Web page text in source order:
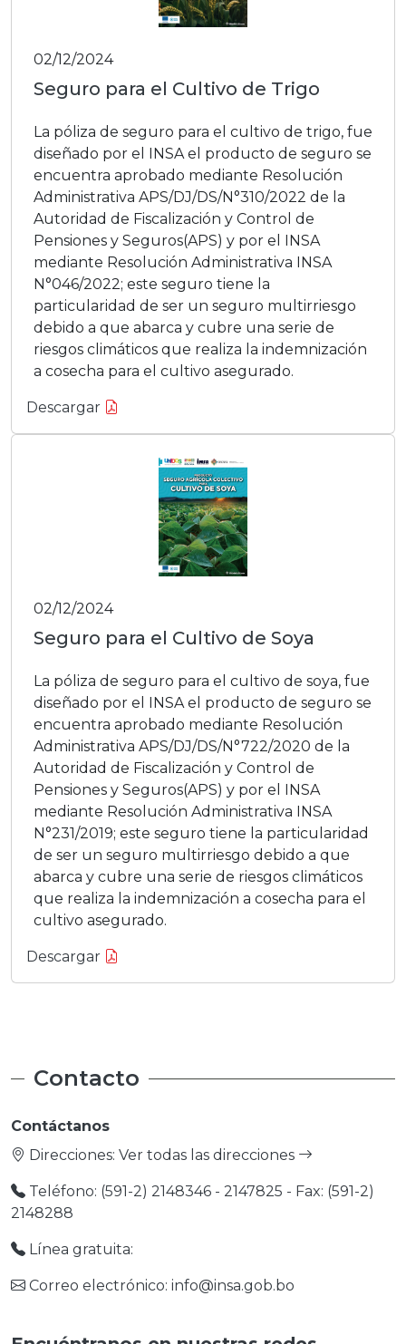
02/12/2024
Seguro para el Cultivo de Trigo
La póliza de seguro para el cultivo de trigo, fue
diseñado por el INSA el producto de seguro se
encuentra aprobado mediante Resolución
Administrativa APS/DJ/DS/N°310/2022 de la
Autoridad de Fiscalización y Control de
Pensiones y Seguros(APS) y por el INSA
mediante Resolución Administrativa INSA
N°046/2022; este seguro tiene la
particularidad de ser un seguro multirriesgo
debido a que abarca y cubre una serie de
riesgos climáticos que realiza la indemnización
a cosecha para el cultivo asegurado.
Descargar
02/12/2024
Seguro para el Cultivo de Soya
La póliza de seguro para el cultivo de soya, fue
diseñado por el INSA el producto de seguro se
encuentra aprobado mediante Resolución
Administrativa APS/DJ/DS/N°722/2020 de la
Autoridad de Fiscalización y Control de
Pensiones y Seguros(APS) y por el INSA
mediante Resolución Administrativa INSA
N°231/2019; este seguro tiene la particularidad
de ser un seguro multirriesgo debido a que
abarca y cubre una serie de riesgos climáticos
que realiza la indemnización a cosecha para el
cultivo asegurado.
Descargar
Contacto
Contáctanos
Direcciones: Ver todas las direcciones
Teléfono: (591-2) 2148346 - 2147825 - Fax: (591-2)
2148288
Línea gratuita:
Correo electrónico: info@insa.gob.bo